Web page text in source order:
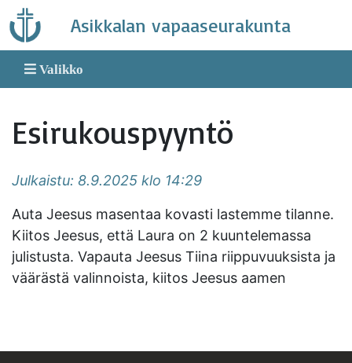
Skip
to
content
Asikkalan vapaaseurakunta
Valikko
Esirukouspyyntö
Julkaistu: 8.9.2025 klo 14:29
Auta Jeesus masentaa kovasti lastemme tilanne.
Kiitos Jeesus, että Laura on 2 kuuntelemassa
julistusta. Vapauta Jeesus Tiina riippuvuuksista ja
väärästä valinnoista, kiitos Jeesus aamen